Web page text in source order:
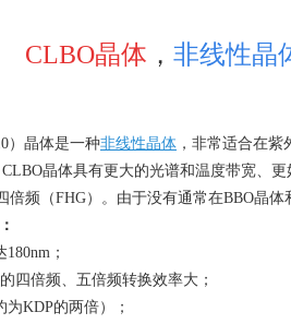
CLBO晶体 ， 非线性晶
）晶体是一种非线性晶体 ，非常适合在
CLBO晶体具有更大的光谱和温度带宽、更
倍频（FHG）。由于没有通常在BBO晶体
180nm ；
的四倍频、五倍频转换效率大；
为KDP的两倍）；